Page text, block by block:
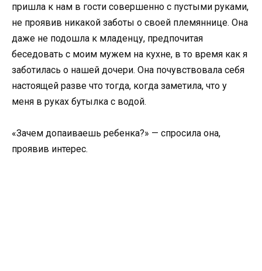
пришла к нам в гости совершенно с пустыми руками,
не проявив никакой заботы о своей племяннице. Она
даже не подошла к младенцу, предпочитая
беседовать с моим мужем на кухне, в то время как я
заботилась о нашей дочери. Она почувствовала себя
настоящей разве что тогда, когда заметила, что у
меня в руках бутылка с водой.
«Зачем допаиваешь ребенка?» — спросила она,
проявив интерес.